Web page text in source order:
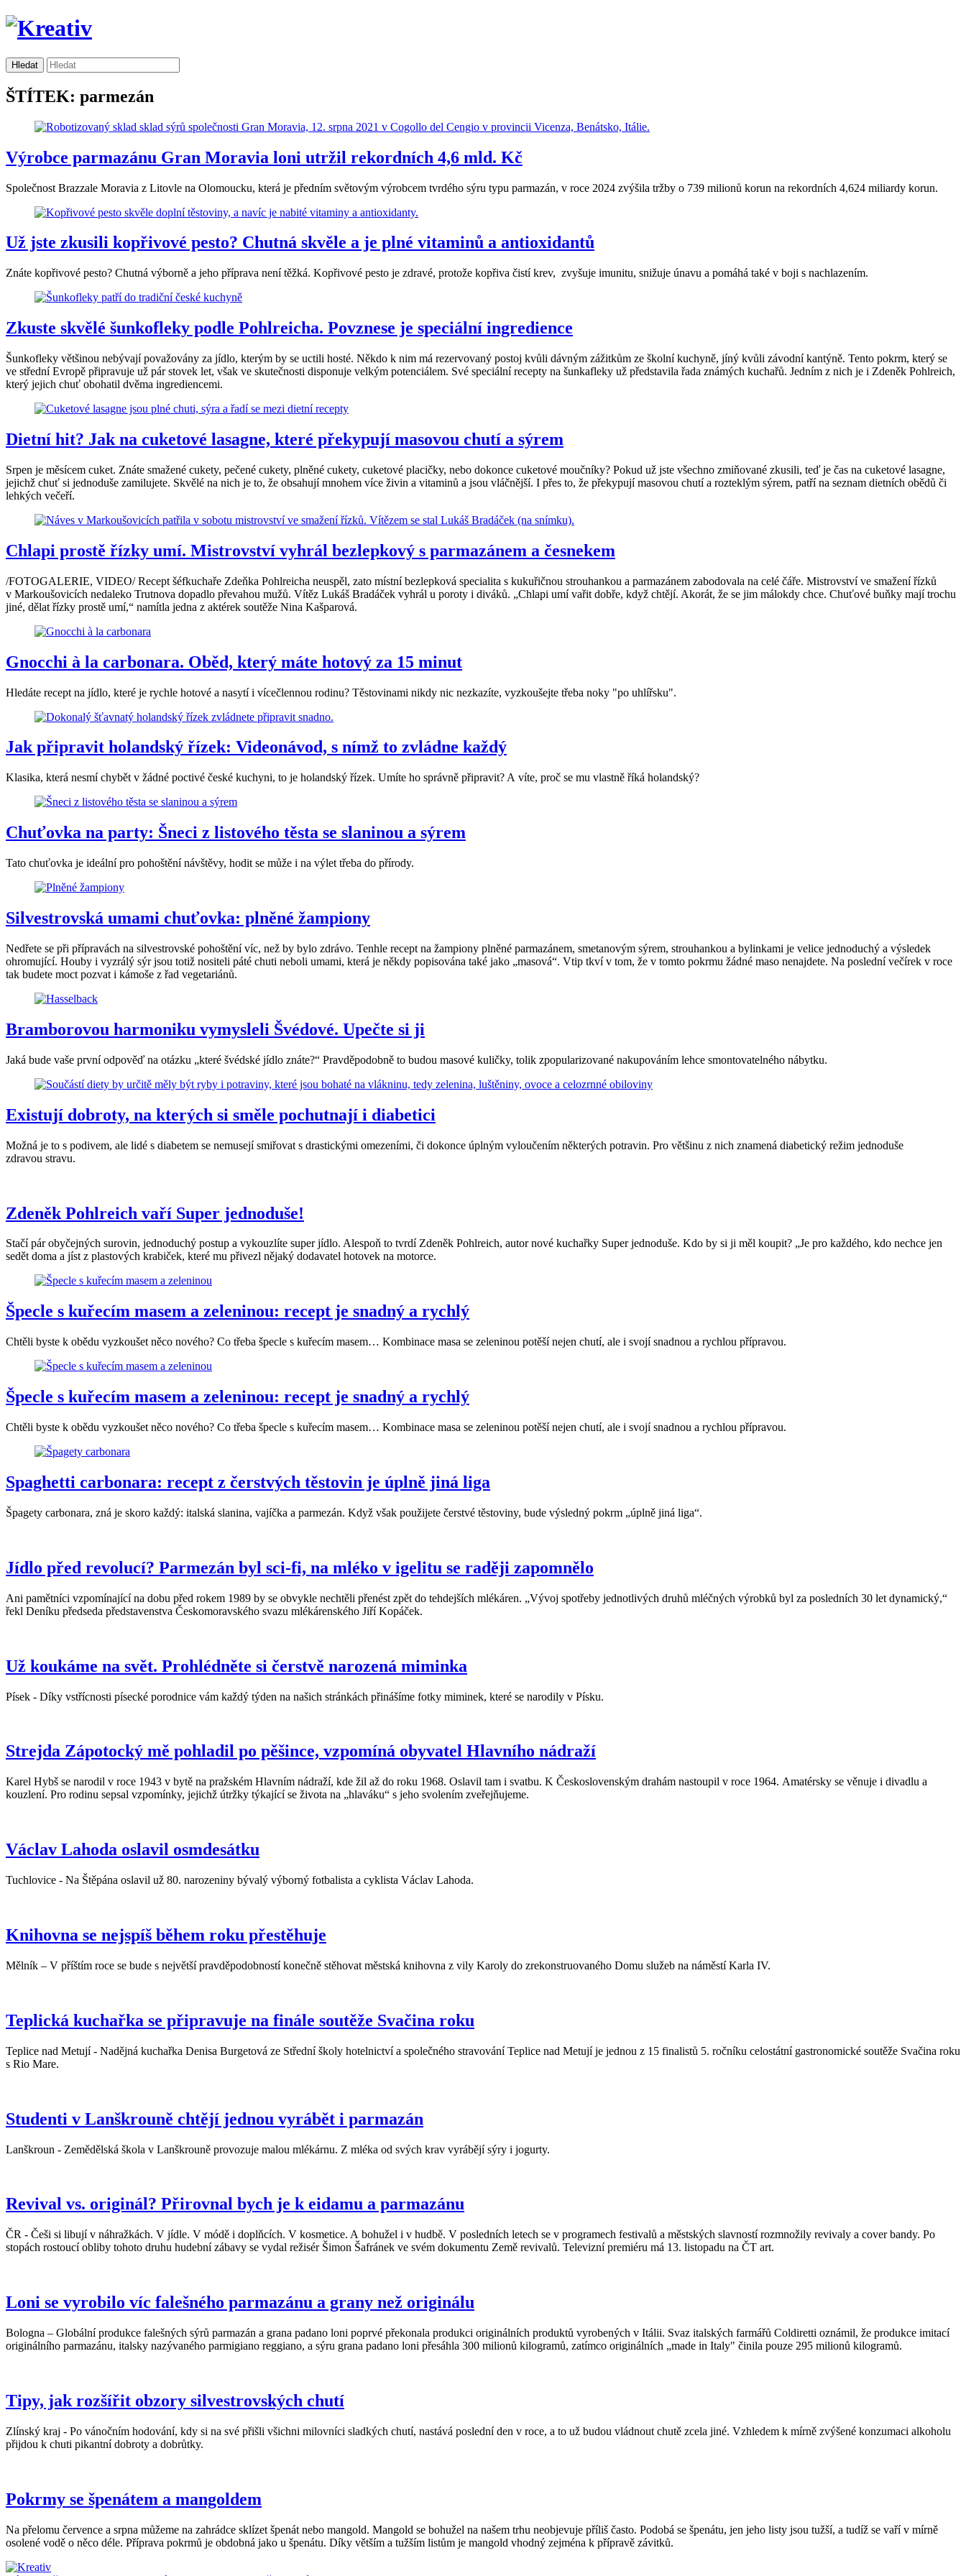
ŠTÍTEK: parmezán
Výrobce parmazánu Gran Moravia loni utržil rekordních 4,6 mld. Kč
Společnost Brazzale Moravia z Litovle na Olomoucku, která je předním světovým výrobcem tvrdého sýru typu parmazán, v roce 2024 zvýšila tržby o 739 milionů korun na rekordních 4,624 miliardy korun.
Už jste zkusili kopřivové pesto? Chutná skvěle a je plné vitaminů a antioxidantů
Znáte kopřivové pesto? Chutná výborně a jeho příprava není těžká. Kopřivové pesto je zdravé, protože kopřiva čistí krev, zvyšuje imunitu, snižuje únavu a pomáhá také v boji s nachlazením.
Zkuste skvělé šunkofleky podle Pohlreicha. Povznese je speciální ingredience
Šunkofleky většinou nebývají považovány za jídlo, kterým by se uctili hosté. Někdo k nim má rezervovaný postoj kvůli dávným zážitkům ze školní kuchyně, jíný kvůli závodní kantýně. Tento pokrm, který se
ve střední Evropě připravuje už pár stovek let, však ve skutečnosti disponuje velkým potenciálem. Své speciální recepty na šunkafleky už představila řada známých kuchařů. Jedním z nich je i Zdeněk Pohlreich,
který jejich chuť obohatil dvěma ingrediencemi.
Dietní hit? Jak na cuketové lasagne, které překypují masovou chutí a sýrem
Srpen je měsícem cuket. Znáte smažené cukety, pečené cukety, plněné cukety, cuketové placičky, nebo dokonce cuketové moučníky? Pokud už jste všechno zmiňované zkusili, teď je čas na cuketové lasagne,
jejichž chuť si jednoduše zamilujete. Skvělé na nich je to, že obsahují mnohem více živin a vitaminů a jsou vláčnější. I přes to, že překypují masovou chutí a rozteklým sýrem, patří na seznam dietních obědů či
lehkých večeří.
Chlapi prostě řízky umí. Mistrovství vyhrál bezlepkový s parmazánem a česnekem
/FOTOGALERIE, VIDEO/ Recept šéfkuchaře Zdeňka Pohlreicha neuspěl, zato místní bezlepková specialita s kukuřičnou strouhankou a parmazánem zabodovala na celé čáře. Mistrovství ve smažení řízků
v Markoušovicích nedaleko Trutnova dopadlo převahou mužů. Vítěz Lukáš Bradáček vyhrál u poroty i diváků. „Chlapi umí vařit dobře, když chtějí. Akorát, že se jim málokdy chce. Chuťové buňky mají trochu
jiné, dělat řízky prostě umí,“ namítla jedna z aktérek soutěže Nina Kašparová.
Gnocchi à la carbonara. Oběd, který máte hotový za 15 minut
Hledáte recept na jídlo, které je rychle hotové a nasytí i vícečlennou rodinu? Těstovinami nikdy nic nezkazíte, vyzkoušejte třeba noky "po uhlířsku".
Jak připravit holandský řízek: Videonávod, s nímž to zvládne každý
Klasika, která nesmí chybět v žádné poctivé české kuchyni, to je holandský řízek. Umíte ho správně připravit? A víte, proč se mu vlastně říká holandský?
Chuťovka na party: Šneci z listového těsta se slaninou a sýrem
Tato chuťovka je ideální pro pohoštění návštěvy, hodit se může i na výlet třeba do přírody.
Silvestrovská umami chuťovka: plněné žampiony
Nedřete se při přípravách na silvestrovské pohoštění víc, než by bylo zdrávo. Tenhle recept na žampiony plněné parmazánem, smetanovým sýrem, strouhankou a bylinkami je velice jednoduchý a výsledek
ohromující. Houby i vyzrálý sýr jsou totiž nositeli páté chuti neboli umami, která je někdy popisována také jako „masová“. Vtip tkví v tom, že v tomto pokrmu žádné maso nenajdete. Na poslední večírek v roce
tak budete moct pozvat i kámoše z řad vegetariánů.
Bramborovou harmoniku vymysleli Švédové. Upečte si ji
Jaká bude vaše první odpověď na otázku „které švédské jídlo znáte?“ Pravděpodobně to budou masové kuličky, tolik zpopularizované nakupováním lehce smontovatelného nábytku.
Existují dobroty, na kterých si směle pochutnají i diabetici
Možná je to s podivem, ale lidé s diabetem se nemusejí smiřovat s drastickými omezeními, či dokonce úplným vyloučením některých potravin. Pro většinu z nich znamená diabetický režim jednoduše
zdravou stravu.
Zdeněk Pohlreich vaří Super jednoduše!
Stačí pár obyčejných surovin, jednoduchý postup a vykouzlíte super jídlo. Alespoň to tvrdí Zdeněk Pohlreich, autor nové kuchařky Super jednoduše. Kdo by si ji měl koupit? „Je pro každého, kdo nechce jen
sedět doma a jíst z plastových krabiček, které mu přivezl nějaký dodavatel hotovek na motorce.
Špecle s kuřecím masem a zeleninou: recept je snadný a rychlý
Chtěli byste k obědu vyzkoušet něco nového? Co třeba špecle s kuřecím masem… Kombinace masa se zeleninou potěší nejen chutí, ale i svojí snadnou a rychlou přípravou.
Špecle s kuřecím masem a zeleninou: recept je snadný a rychlý
Chtěli byste k obědu vyzkoušet něco nového? Co třeba špecle s kuřecím masem… Kombinace masa se zeleninou potěší nejen chutí, ale i svojí snadnou a rychlou přípravou.
Spaghetti carbonara: recept z čerstvých těstovin je úplně jiná liga
Špagety carbonara, zná je skoro každý: italská slanina, vajíčka a parmezán. Když však použijete čerstvé těstoviny, bude výsledný pokrm „úplně jiná liga“.
Jídlo před revolucí? Parmezán byl sci-fi, na mléko v igelitu se raději zapomnělo
Ani pamětníci vzpomínající na dobu před rokem 1989 by se obvykle nechtěli přenést zpět do tehdejších mlékáren. „Vývoj spotřeby jednotlivých druhů mléčných výrobků byl za posledních 30 let dynamický,“
řekl Deníku předseda představenstva Českomoravského svazu mlékárenského Jiří Kopáček.
Už koukáme na svět. Prohlédněte si čerstvě narozená miminka
Písek - Díky vstřícnosti písecké porodnice vám každý týden na našich stránkách přinášíme fotky miminek, které se narodily v Písku.
Strejda Zápotocký mě pohladil po pěšince, vzpomíná obyvatel Hlavního nádraží
Karel Hybš se narodil v roce 1943 v bytě na pražském Hlavním nádraží, kde žil až do roku 1968. Oslavil tam i svatbu. K Československým drahám nastoupil v roce 1964. Amatérsky se věnuje i divadlu a
kouzlení. Pro rodinu sepsal vzpomínky, jejichž útržky týkající se života na „hlaváku“ s jeho svolením zveřejňujeme.
Václav Lahoda oslavil osmdesátku
Tuchlovice - Na Štěpána oslavil už 80. narozeniny bývalý výborný fotbalista a cyklista Václav Lahoda.
Knihovna se nejspíš během roku přestěhuje
Mělník – V příštím roce se bude s největší pravděpodobností konečně stěhovat městská knihovna z vily Karoly do zrekonstruovaného Domu služeb na náměstí Karla IV.
Teplická kuchařka se připravuje na finále soutěže Svačina roku
Teplice nad Metují - Nadějná kuchařka Denisa Burgetová ze Střední školy hotelnictví a společného stravování Teplice nad Metují je jednou z 15 finalistů 5. ročníku celostátní gastronomické soutěže Svačina roku
s Rio Mare.
Studenti v Lanškrouně chtějí jednou vyrábět i parmazán
Lanškroun - Zemědělská škola v Lanškrouně provozuje malou mlékárnu. Z mléka od svých krav vyrábějí sýry i jogurty.
Revival vs. originál? Přirovnal bych je k eidamu a parmazánu
ČR - Češi si libují v náhražkách. V jídle. V módě i doplňcích. V kosmetice. A bohužel i v hudbě. V posledních letech se v programech festivalů a městských slavností rozmnožily revivaly a cover bandy. Po
stopách rostoucí obliby tohoto druhu hudební zábavy se vydal režisér Šimon Šafránek ve svém dokumentu Země revivalů. Televizní premiéru má 13. listopadu na ČT art.
Loni se vyrobilo víc falešného parmazánu a grany než originálu
Bologna – Globální produkce falešných sýrů parmazán a grana padano loni poprvé překonala produkci originálních produktů vyrobených v Itálii. Svaz italských farmářů Coldiretti oznámil, že produkce imitací
originálního parmazánu, italsky nazývaného parmigiano reggiano, a sýru grana padano loni přesáhla 300 milionů kilogramů, zatímco originálních „made in Italy" činila pouze 295 milionů kilogramů.
Tipy, jak rozšířit obzory silvestrovských chutí
Zlínský kraj - Po vánočním hodování, kdy si na své přišli všichni milovníci sladkých chutí, nastává poslední den v roce, a to už budou vládnout chutě zcela jiné. Vzhledem k mírně zvýšené konzumaci alkoholu
přijdou k chuti pikantní dobroty a dobrůtky.
Pokrmy se špenátem a mangoldem
Na přelomu července a srpna můžeme na zahrádce sklízet špenát nebo mangold. Mangold se bohužel na našem trhu neobjevuje příliš často. Podobá se špenátu, jen jeho listy jsou tužší, a tudíž se vaří v mírně
osolené vodě o něco déle. Příprava pokrmů je obdobná jako u špenátu. Díky větším a tužším listům je mangold vhodný zejména k přípravě závitků.